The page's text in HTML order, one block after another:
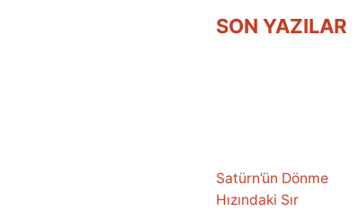
SON YAZILAR
Satürn’ün Dönme
Hızındaki Sır